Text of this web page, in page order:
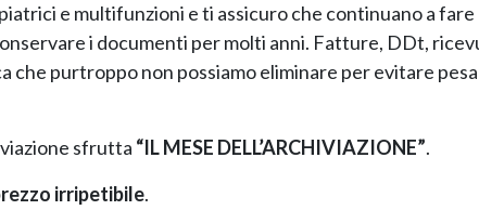
e multifunzioni e ti assicuro che continuano a
i documenti per molti anni. Fatture, DDt,
purtroppo non possiamo eliminare per evitare
sfrutta “IL MESE DELL’ARCHIVIAZIONE”.
irripetibile.